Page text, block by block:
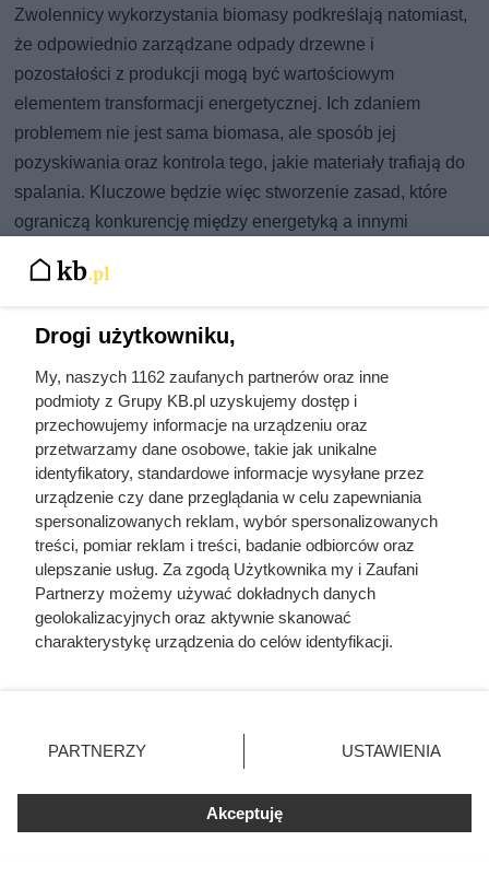
Zwolennicy wykorzystania biomasy podkreślają natomiast,
że odpowiednio zarządzane odpady drzewne i
pozostałości z produkcji mogą być wartościowym
elementem transformacji energetycznej. Ich zdaniem
problemem nie jest sama biomasa, ale sposób jej
pozyskiwania oraz kontrola tego, jakie materiały trafiają do
spalania. Kluczowe będzie więc stworzenie zasad, które
ograniczą konkurencję między energetyką a innymi
Drogi użytkowniku,
My, naszych 1162 zaufanych partnerów oraz inne
podmioty z Grupy KB.pl uzyskujemy dostęp i
przechowujemy informacje na urządzeniu oraz
przetwarzamy dane osobowe, takie jak unikalne
identyfikatory, standardowe informacje wysyłane przez
urządzenie czy dane przeglądania w celu zapewniania
spersonalizowanych reklam, wybór spersonalizowanych
treści, pomiar reklam i treści, badanie odbiorców oraz
ulepszanie usług. Za zgodą Użytkownika my i Zaufani
Partnerzy możemy używać dokładnych danych
geolokalizacyjnych oraz aktywnie skanować
charakterystykę urządzenia do celów identyfikacji.
zmienić/wycofać klikając przycisk ustawień prywatności
znajdujący się w lewym dolnym rogu strony. Niektóre
użytkownika, ale masz prawo sprzeciwić się takiemu
przetwarzaniu. Preferencje będą miały zastosowania tylko
PARTNERZY USTAWIENIA
Akceptuję